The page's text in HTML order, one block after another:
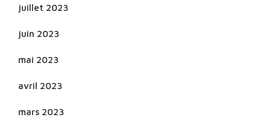
juillet 2023
juin 2023
mai 2023
avril 2023
mars 2023